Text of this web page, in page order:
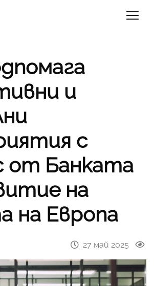
и
с
от Банката
на
на Европа
27 май 2025